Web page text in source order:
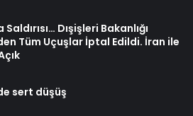
Dışişleri Bakanlığı
Tüm Uçuşlar İptal Edildi. İran ile
sert düşüş